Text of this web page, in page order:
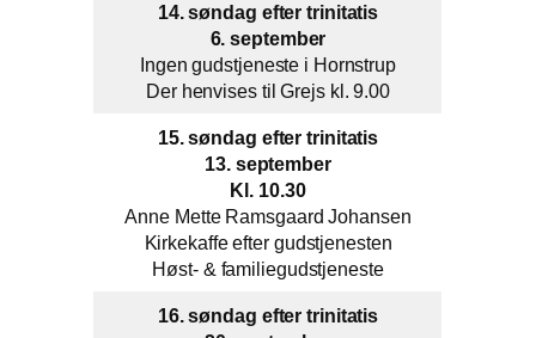
14. søndag efter trinitatis
6. september
Ingen gudstjeneste i Hornstrup
Der henvises til Grejs kl. 9.00
15. søndag efter trinitatis
13. september
Kl. 10.30
Anne Mette Ramsgaard Johansen
Kirkekaffe efter gudstjenesten
Høst- & familiegudstjeneste
16. søndag efter trinitatis